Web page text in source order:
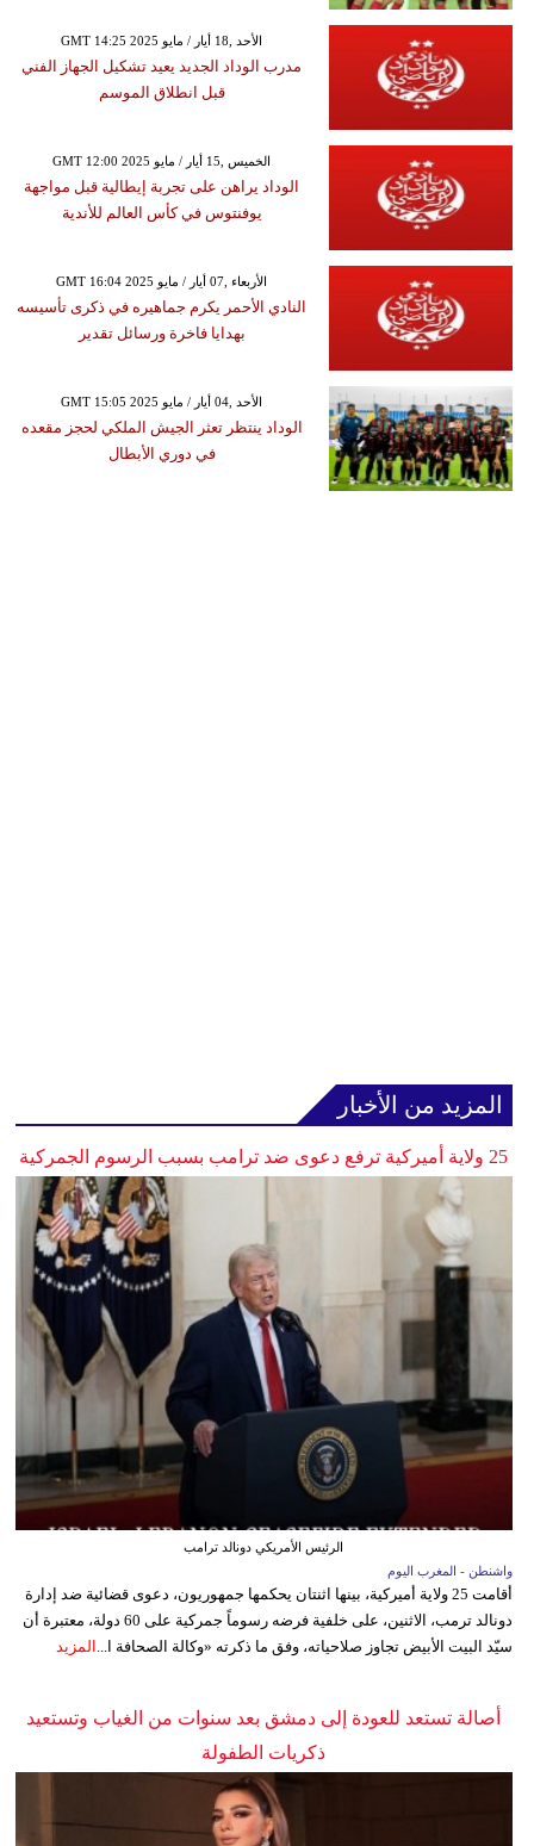
GMT 14:25 2025 الأحد ,18 أيار / مايو
مدرب الوداد الجديد يعيد تشكيل الجهاز الفني
قبل انطلاق الموسم
GMT 12:00 2025 الخميس ,15 أيار / مايو
الوداد يراهن على تجربة إيطالية قبل مواجهة
يوفنتوس في كأس العالم للأندية
GMT 16:04 2025 الأربعاء ,07 أيار / مايو
النادي الأحمر يكرم جماهيره في ذكرى تأسيسه
بهدايا فاخرة ورسائل تقدير
GMT 15:05 2025 الأحد ,04 أيار / مايو
الوداد ينتظر تعثر الجيش الملكي لحجز مقعده
في دوري الأبطال
المزيد من الأخبار
25 ولاية أميركية ترفع دعوى ضد ترامب بسبب الرسوم الجمركية
الرئيس الأمريكي دونالد ترامب
واشنطن - المغرب اليوم
أقامت 25 ولاية أميركية، بينها اثنتان يحكمها جمهوريون، دعوى قضائية ضد إدارة
دونالد ترمب، الاثنين، على خلفية فرضه رسوماً جمركية على 60 دولة، معتبرة أن
سيّد البيت الأبيض تجاوز صلاحياته، وفق ما ذكرته «وكالة الصحافة ا... المزيد
أصالة تستعد للعودة إلى دمشق بعد سنوات من الغياب وتستعيد
ذكريات الطفولة